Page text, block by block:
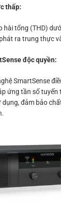
thấp:
hài tổng (THD)
ra trung thực
độc quyền:
SmartSense
ứng tần số tuyến
dụng, đảm bảo